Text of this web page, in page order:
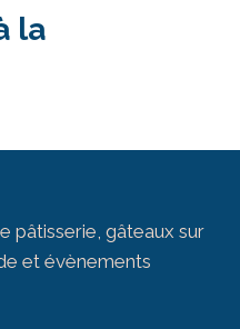
la
pâtisserie, gâteaux sur
et évènements